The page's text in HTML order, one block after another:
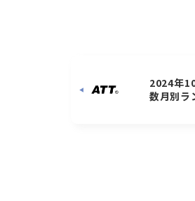
2024年
数月別ラ